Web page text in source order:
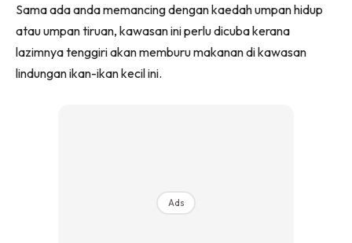
Sama ada anda memancing dengan kaedah umpan hidup
atau umpan tiruan, kawasan ini perlu dicuba kerana
lazimnya tenggiri akan memburu makanan di kawasan
lindungan ikan-ikan kecil ini.
Ads